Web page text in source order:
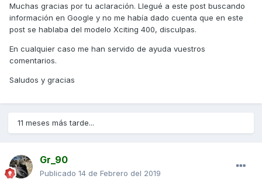
Muchas gracias por tu aclaración. Llegué a este post buscando
información en Google y no me había dado cuenta que en este
post se hablaba del modelo Xciting 400, disculpas.
En cualquier caso me han servido de ayuda vuestros
comentarios.
Saludos y gracias
11 meses más tarde...
Gr_90
Publicado 14 de Febrero del 2019